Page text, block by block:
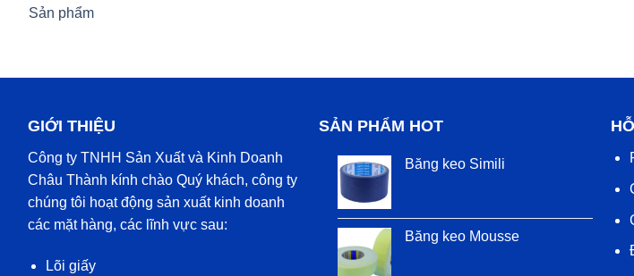
Sản phẩm
GIỚI THIỆU
Công ty TNHH Sản Xuất và Kinh Doanh
Châu Thành kính chào Quý khách, công ty
chúng tôi hoạt động sản xuất kinh doanh
các mặt hàng, các lĩnh vực sau:
Lõi giấy
SẢN PHẨM HOT
Băng keo Simili
Băng keo Mousse